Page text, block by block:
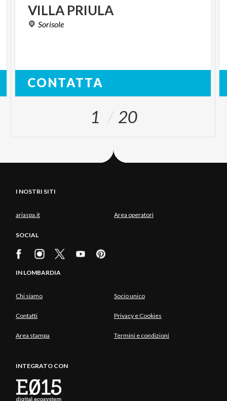
VILLA PRIULA
Sorisole
CONTATTA
1 20
I NOSTRI SITI
ariaspa.it Area operatori
SOCIAL
IN LOMBARDIA
Chi siamo Socio unico
Contatti Privacy e Cookies
Area stampa Termini e condizioni
INTEGRATO CON